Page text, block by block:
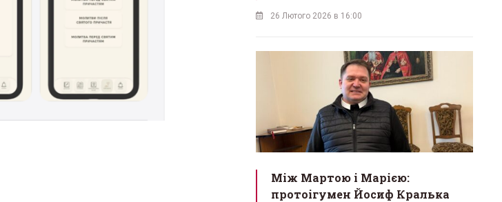
26 Лютого 2026 в 16:00
Між Мартою і Марією:
протоігумен Йосиф Кралька